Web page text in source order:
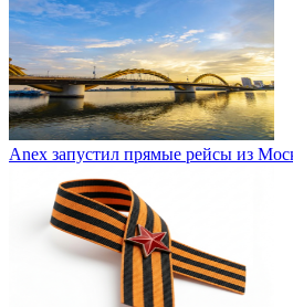
Anex запустил прямые рейсы из